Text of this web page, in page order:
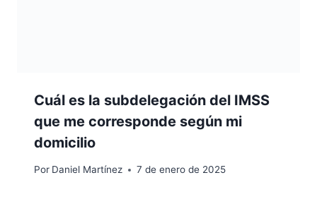
Cuál es la subdelegación del IMSS
que me corresponde según mi
domicilio
Por Daniel Martínez 7 de enero de 2025